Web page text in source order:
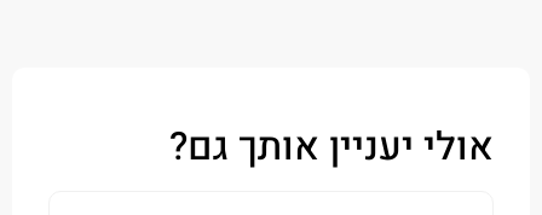
יעניין אותך גם?